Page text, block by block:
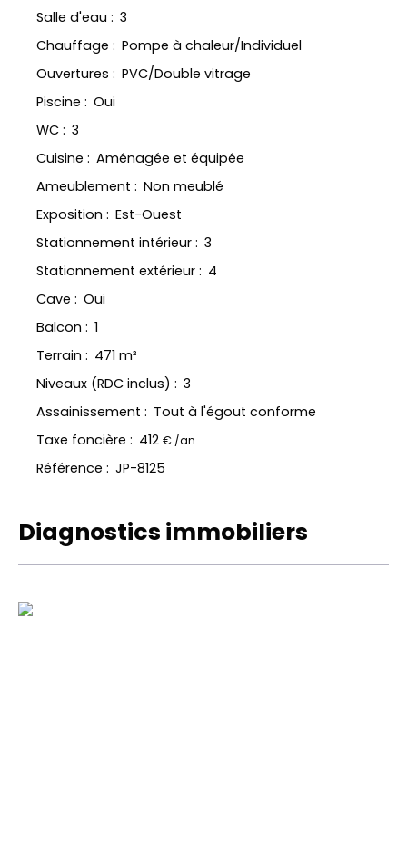
Salle d'eau : 3
Chauffage : Pompe à chaleur/Individuel
Ouvertures : PVC/Double vitrage
Piscine : Oui
WC : 3
Cuisine : Aménagée et équipée
Ameublement : Non meublé
Exposition : Est-Ouest
Stationnement intérieur : 3
Stationnement extérieur : 4
Cave : Oui
Balcon : 1
Terrain : 471 m²
Niveaux (RDC inclus) : 3
Assainissement : Tout à l'égout conforme
Taxe foncière : 412 € /an
Référence : JP-8125
Diagnostics immobiliers